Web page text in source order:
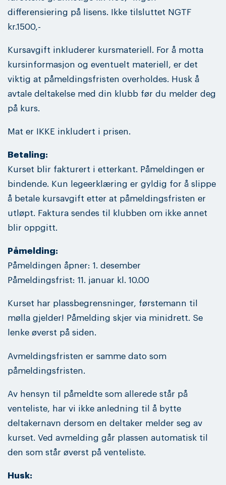
differensiering på lisens. Ikke tilsluttet NGTF
kr.1500,-
Kursavgift inkluderer kursmateriell. For å motta
kursinformasjon og eventuelt materiell, er det
viktig at påmeldingsfristen overholdes. Husk å
avtale deltakelse med din klubb før du melder deg
på kurs.
Mat er IKKE inkludert i prisen.
Betaling:
Kurset blir fakturert i etterkant. Påmeldingen er
bindende. Kun legeerklæring er gyldig for å slippe
å betale kursavgift etter at påmeldingsfristen er
utløpt. Faktura sendes til klubben om ikke annet
blir oppgitt.
Påmelding:
Påmeldingen åpner: 1. desember
Påmeldingsfrist: 11. januar kl. 10.00
Kurset har plassbegrensninger, førstemann til
mølla gjelder! Påmelding skjer via minidrett. Se
lenke øverst på siden.
Avmeldingsfristen er samme dato som
påmeldingsfristen.
Av hensyn til påmeldte som allerede står på
venteliste, har vi ikke anledning til å bytte
deltakernavn dersom en deltaker melder seg av
kurset. Ved avmelding går plassen automatisk til
den som står øverst på venteliste.
Husk: